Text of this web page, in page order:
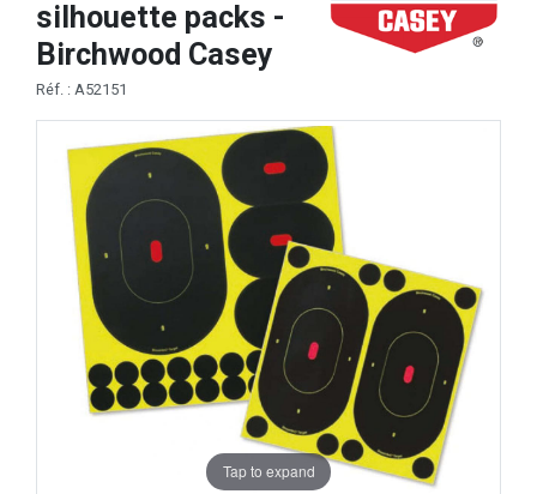
silhouette packs -
Birchwood Casey
Réf. : A52151
Tap to expand